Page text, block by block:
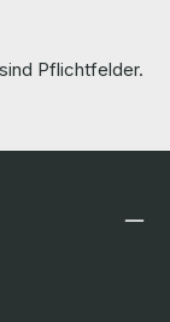
Pflichtfelder.